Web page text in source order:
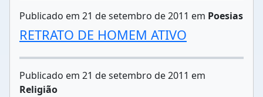
Publicado em 21 de setembro de 2011 em Poesias
RETRATO DE HOMEM ATIVO
Publicado em 21 de setembro de 2011 em
Religião